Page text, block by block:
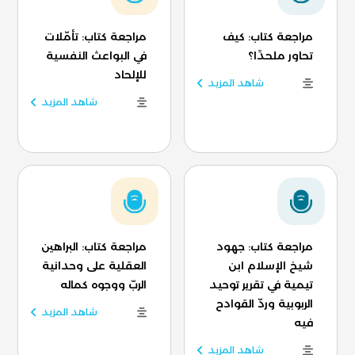
مراجعة كتاب: كيف
تحاور ملحدًا؟
شاهد المزيد
مراجعة كتاب: تأمّلات
في البواعث النفسية
للإلحاد
شاهد المزيد
مراجعة كتاب: جهود
شيخ الإسلام ابن
تيمية في تقرير توحيد
الربوبية وردّ القوادح
فيه
شاهد المزيد
مراجعة كتاب: البراهين
العقلية على وحدانية
الربّ ووجوه كماله
شاهد المزيد